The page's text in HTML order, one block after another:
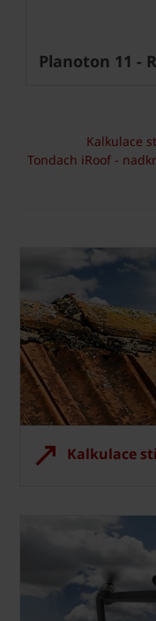
Planoton 11 -
Kalkulace
Tondach iRoof -
Kalkulace